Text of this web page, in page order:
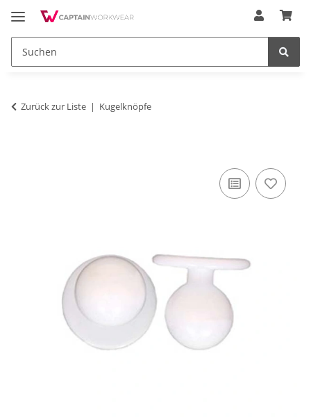
Zurück zur Liste Kugelknöpfe